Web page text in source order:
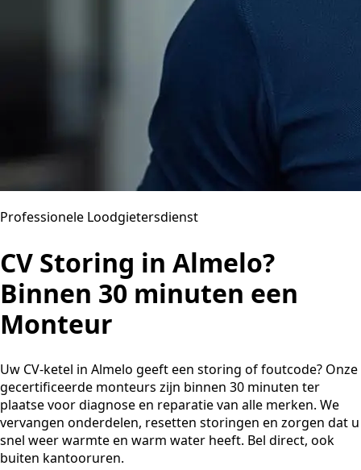
Professionele Loodgietersdienst
CV Storing in Almelo?
Binnen 30 minuten een
Monteur
Uw CV-ketel in Almelo geeft een storing of foutcode? Onze
gecertificeerde monteurs zijn binnen 30 minuten ter
plaatse voor diagnose en reparatie van alle merken. We
vervangen onderdelen, resetten storingen en zorgen dat u
snel weer warmte en warm water heeft. Bel direct, ook
buiten kantooruren.